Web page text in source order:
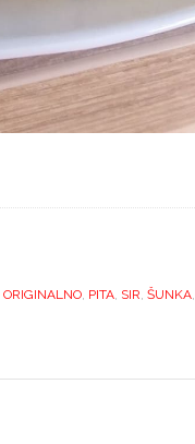
ORIGINALNO, PITA, SIR, ŠUNKA,